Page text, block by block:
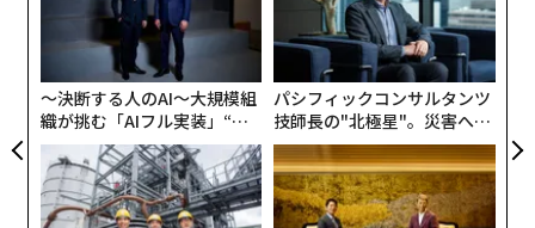
〜決断する人のAI〜大規模組
織が挑む「AIフル実装」“使
う”企業から“動く”企業へ【N
TTドコモビジネス×PwC】
パシフィックコンサルタンツ
技師長の"北極星"。災害への
無力感を乗り越え見つけた、
防災一筋20年の答え